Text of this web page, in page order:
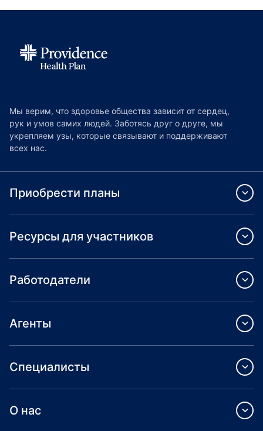
Мы верим, что здоровье общества зависит от сердец,
рук и умов самих людей. Заботясь друг о друге, мы
укрепляем узы, которые связывают и поддерживают
всех нас.
Приобрести планы
Ресурсы для участников
Работодатели
Агенты
Специалисты
О нас